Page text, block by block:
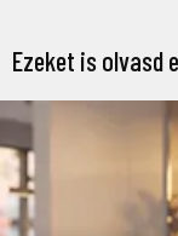
Ezeket is olvasd